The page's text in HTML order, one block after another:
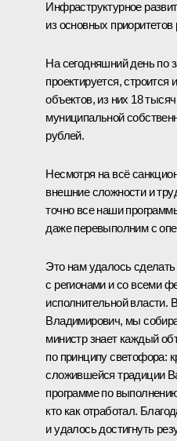
Инфраструктурное
из основных
На сегодняшний день по
проектируется, строится
объектов, из них 18
муниципальной
рублей.
Несмотря на всё
внешние сложности и
точно все наши
даже перевыполним с
Это нам удалось
с регионами и со всеми
исполнительной
Владимирович, мы
министр знает каждый
по принципу светофора:
сложившейся традиции
программе по
кто как отработал.
и удалось достигнуть